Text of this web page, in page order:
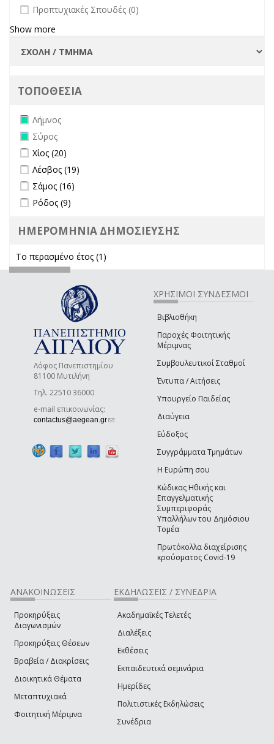
undefined
Προπτυχιακές Σπουδές (0)
Show more
ΤΟΠΟΘΕΣΙΑ
Remove Λήμνος filter
Λήμνος
Remove Σύρος filter
Σύρος
Apply Χίος filter
Χίος (20)
Apply Λέσβος filter
Λέσβος (19)
Apply Σάμος filter
Σάμος (16)
Apply Ρόδος filter
Ρόδος (9)
ΗΜΕΡΟΜΗΝΙΑ ΔΗΜΟΣΙΕΥΣΗΣ
Το περασμένο έτος (1)
Λόφος Πανεπιστημίου
81100 Μυτιλήνη
Τηλ. 22510 36000
e-mail επικοινωνίας:
contactus@aegean.gr(link sends e-mail)
ΧΡΗΣΙΜΟΙ ΣΥΝΔΕΣΜΟΙ
Βιβλιοθήκη
Παροχές Φοιτητικής
Μέριμνας
Συμβουλευτικοί Σταθμοί
Έντυπα / Αιτήσεις
Υπουργείο Παιδείας
Διαύγεια
Εύδοξος
Συγγράμματα Τμημάτων
Η Ευρώπη σου
Κώδικας Ηθικής και
Επαγγελματικής
Συμπεριφοράς
Υπαλλήλων του Δημόσιου
Τομέα
Πρωτόκολλα διαχείρισης
κρούσματος Covid-19
ΑΝΑΚΟΙΝΩΣΕΙΣ
Προκηρύξεις
Διαγωνισμών
Προκηρύξεις Θέσεων
Βραβεία / Διακρίσεις
Διοικητικά Θέματα
Μεταπτυχιακά
Φοιτητική Μέριμνα
ΕΚΔΗΛΩΣΕΙΣ / ΣΥΝΕΔΡΙΑ
Ακαδημαϊκές Τελετές
Διαλέξεις
Εκθέσεις
Εκπαιδευτικά σεμινάρια
Ημερίδες
Πολιτιστικές Εκδηλώσεις
Συνέδρια